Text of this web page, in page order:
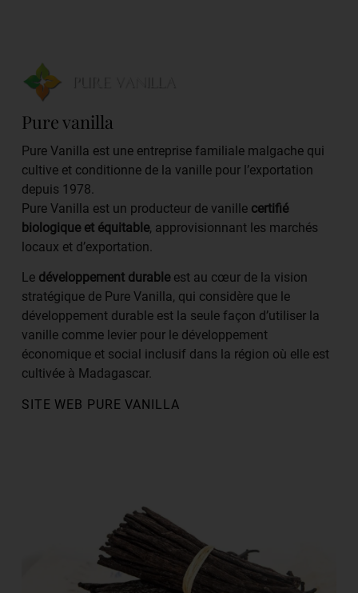
Pure vanilla
Pure Vanilla est une entreprise familiale malgache qui
cultive et conditionne de la vanille pour l’exportation
depuis 1978.
Pure Vanilla est un producteur de vanille certifié
biologique et équitable, approvisionnant les marchés
locaux et d’exportation.
Le développement durableest au cœur de la vision
stratégique de Pure Vanilla, qui considère que le
développement durable est la seule façon d’utiliser la
vanille comme levier pour le développement
économique et social inclusif dans la région où elle est
cultivée à Madagascar.
SITE WEB PURE VANILLA